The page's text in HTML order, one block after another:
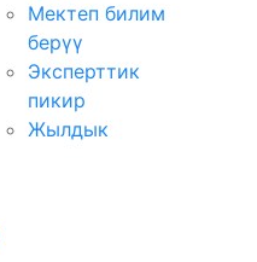
Мектеп билим
берүү
Эксперттик
пикир
Жылдык